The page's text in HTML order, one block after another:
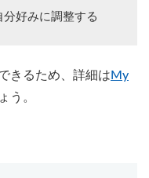
好みに調整する
きるため、詳細はMy
う。